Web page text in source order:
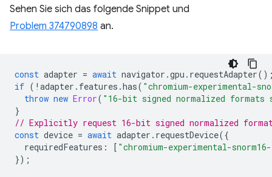
Sehen Sie sich das folgende Snippet und
Problem 374790898 an.
const adapter = await navigator .gpu . requestAdapter
if ( ! adapter . features .has( "chromium-experimental-
throw new Error( "16-bit signed normalized
}
// Explicitly request 16-bit signed normalized
const device = await adapter . requestDevice({
requiredFeatures : [ "chromium-experimental-
});